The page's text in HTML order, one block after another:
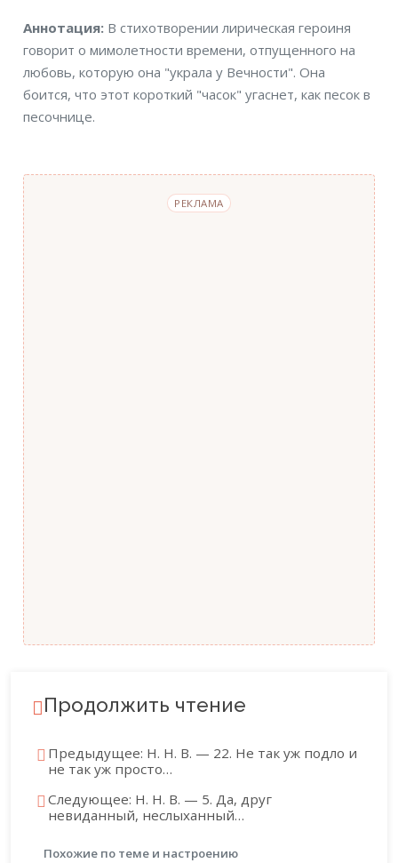
Аннотация
Аннотация: В стихотворении лирическая героиня
говорит о мимолетности времени, отпущенного на
любовь, которую она "украла у Вечности". Она
боится, что этот короткий "часок" угаснет, как песок в
песочнице.
РЕКЛАМА
Продолжить чтение
Предыдущее: Н. Н. В. — 22. Не так уж подло и
не так уж просто…
Следующее: Н. Н. В. — 5. Да, друг
невиданный, неслыханный…
Похожие по теме и настроению